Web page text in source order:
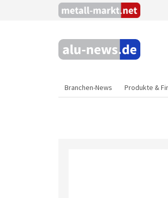
Branchen-News Produkte &